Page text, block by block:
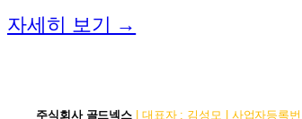
자세히 보기 →
주식회사 골드넥스 | 대표자 : 김성모 | 사업자등록